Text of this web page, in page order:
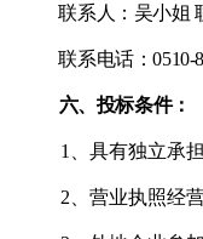
联系人：吴小姐
联系电话：0510-
六、投标条件：
1、具有独立承
2、营业执照经